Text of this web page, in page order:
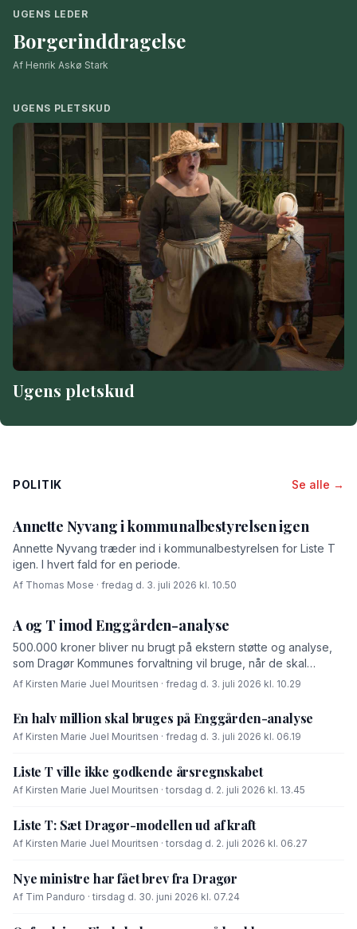
UGENS LEDER
Borgerinddragelse
Af Henrik Askø Stark
UGENS PLETSKUD
Ugens pletskud
POLITIK Se alle →
Annette Nyvang i kommunalbestyrelsen igen
Annette Nyvang træder ind i kommunalbestyrelsen for Liste T
igen. I hvert fald for en periode.
Af Thomas Mose · fredag d. 3. juli 2026 kl. 10.50
A og T imod Enggården-analyse
500.000 kroner bliver nu brugt på ekstern støtte og analyse,
som Dragør Kommunes forvaltning vil bruge, når de skal
forhandle med OK-fonden om en driftsoverenskomst for
Af Kirsten Marie Juel Mouritsen · fredag d. 3. juli 2026 kl. 10.29
En halv million skal bruges på Enggården-analyse
Af Kirsten Marie Juel Mouritsen · fredag d. 3. juli 2026 kl. 06.19
Liste T ville ikke godkende årsregnskabet
Af Kirsten Marie Juel Mouritsen · torsdag d. 2. juli 2026 kl. 13.45
Liste T: Sæt Dragør-modellen ud af kraft
Af Kirsten Marie Juel Mouritsen · torsdag d. 2. juli 2026 kl. 06.27
Nye ministre har fået brev fra Dragør
Af Tim Panduro · tirsdag d. 30. juni 2026 kl. 07.24